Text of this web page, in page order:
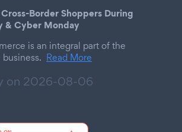
Border Shoppers During
& Cyber Monday
is an integral part of the
Read More
on 2026-08-06